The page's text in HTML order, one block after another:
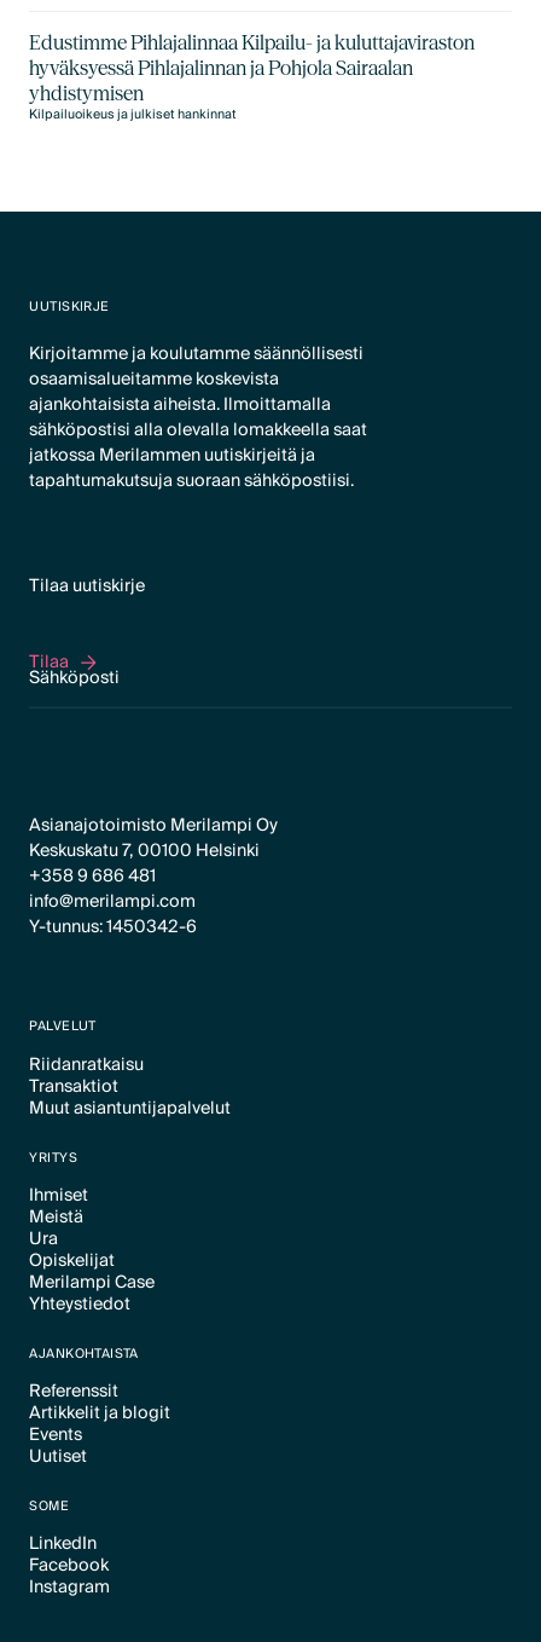
Edustimme Pihlajalinnaa Kilpailu- ja kuluttajaviraston
hyväksyessä Pihlajalinnan ja Pohjola Sairaalan
yhdistymisen
Kilpailuoikeus ja julkiset hankinnat
UUTISKIRJE
Kirjoitamme ja koulutamme säännöllisesti
osaamisalueitamme koskevista
ajankohtaisista aiheista. Ilmoittamalla
sähköpostisi alla olevalla lomakkeella saat
jatkossa Merilammen uutiskirjeitä ja
tapahtumakutsuja suoraan sähköpostiisi.
Tilaa uutiskirje
Tilaa
Tilaa
Asianajotoimisto Merilampi Oy
Keskuskatu 7, 00100 Helsinki
+358 9 686 481
info@merilampi.com
Y-tunnus: 1450342-6
PALVELUT
Riidanratkaisu
Text Link
Transaktiot
Text Link
Muut asiantuntijapalvelut
YRITYS
Ihmiset
Text Link
Meistä
Text Link
Ura
Text Link
Opiskelijat
Text Link
Merilampi Case
Text Link
Yhteystiedot
AJANKOHTAISTA
Referenssit
Text Link
Artikkelit ja blogit
Text Link
Events
Text Link
Uutiset
SOME
LinkedIn
Text Link
Facebook
Text Link
Instagram